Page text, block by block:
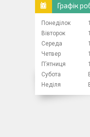
Графік
Понеділок
Вівторок
Середа
Четвер
Пʼятниця
Субота
Неділя